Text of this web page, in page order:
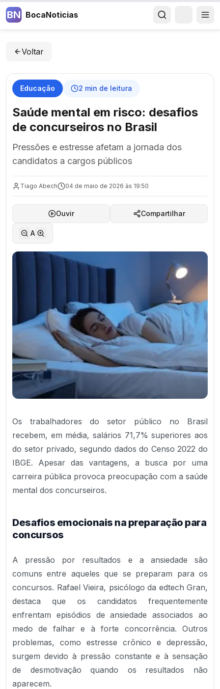
BN BocaNoticias
Voltar
Educação 2 min de leitura
Saúde mental em risco: desafios
de concurseiros no Brasil
Pressões e estresse afetam a jornada dos
candidatos a cargos públicos
Tiago Abech 04 de maio de 2026 às 19:50
Ouvir Compartilhar
A
Os trabalhadores do setor público no Brasil
recebem, em média, salários 71,7% superiores aos
do setor privado, segundo dados do Censo 2022 do
IBGE. Apesar das vantagens, a busca por uma
carreira pública provoca preocupação com a saúde
mental dos concurseiros.
Desafios emocionais na preparação para
concursos
A pressão por resultados e a ansiedade são
comuns entre aqueles que se preparam para os
concursos. Rafael Vieira, psicólogo da edtech Gran,
destaca que os candidatos frequentemente
enfrentam episódios de ansiedade associados ao
medo de falhar e à forte concorrência. Outros
problemas, como estresse crônico e depressão,
surgem devido à pressão constante e à sensação
de desmotivação quando os resultados não
aparecem.